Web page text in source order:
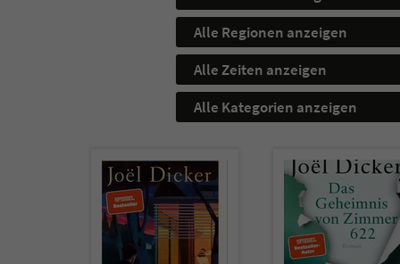
Alle Regionen anzeigen
Alle Zeiten anzeigen
Alle Kategorien anzeigen